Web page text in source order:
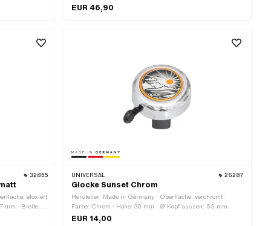
22 mm
EUR 46,90
32855
eloxiert
mm · Breite:
UNIVERSAL 26287
Glocke Sunset Chrom
Hersteller: Made in Germany · Oberfläche: verchromt ·
Farbe: Chrom · Höhe: 30 mm · Ø Kopf aussen: 55 mm
EUR 14,00